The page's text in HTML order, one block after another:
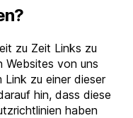
zu Zeit Links zu
Websites von uns
Link zu einer dieser
hin, dass diese
haben